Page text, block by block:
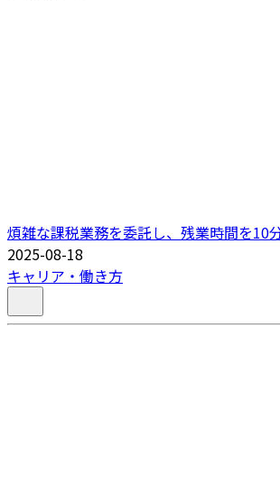
煩雑な課税業務を委託し、残業時間を10
2025-08-18
キャリア・働き方